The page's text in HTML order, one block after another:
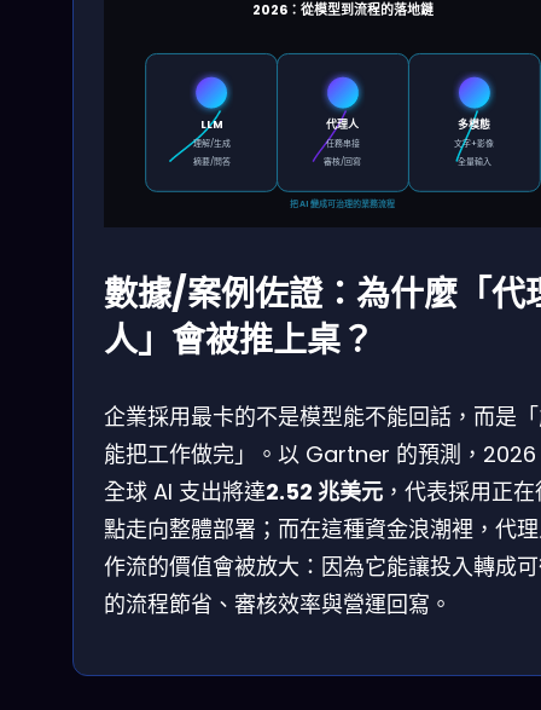
2026：從模型到流程的落地鏈
LLM
理解/生成
摘要/問答
代理人
任務串接
審核/回寫
多模態
文字+影像
全量輸入
把 AI 變成可治理的業務流程
數據/案例佐證：為什麼「代
人」會被推上桌？
企業採用最卡的不是模型能不能回話，而是
能把工作做完」。以 Gartner 的預測，2026
全球 AI 支出將達2.52 兆美元 ，代表採用正
點走向整體部署；而在這種資金浪潮裡，代
作流的價值會被放大：因為它能讓投入轉成
的流程節省、審核效率與營運回寫。